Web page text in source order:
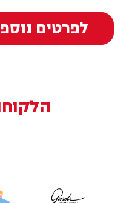
לפרטים